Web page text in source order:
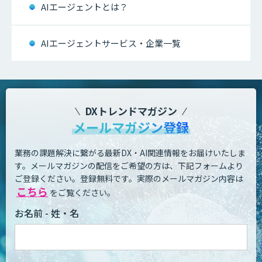
AIエージェントとは？
AIエージェントサービス・企業一覧
DXトレンドマガジン
メールマガジン登録
業務の課題解決に繋がる最新DX・AI関連情報をお届けいたしま
す。 メールマガジンの配信をご希望の方は、下記フォームより
ご登録ください。登録無料です。 実際のメールマガジン内容は
こちら をご覧ください。
お名前 - 姓・名